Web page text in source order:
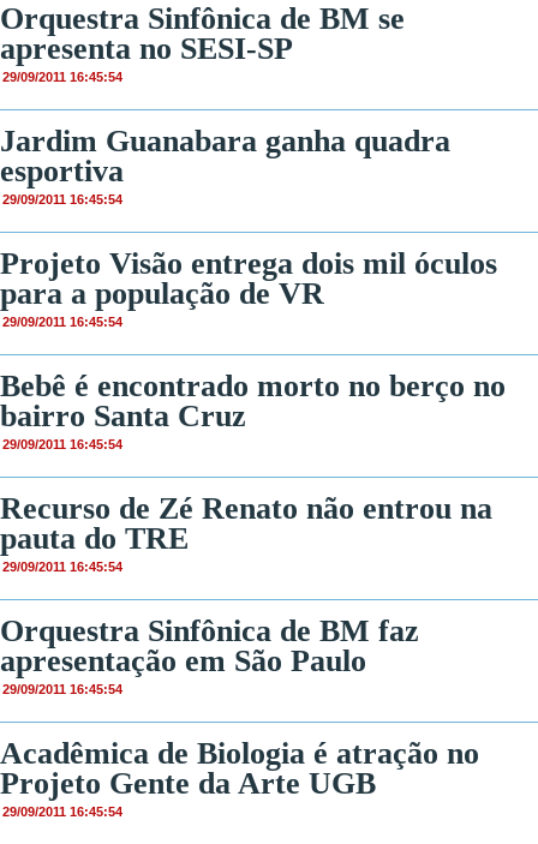
Orquestra Sinfônica de BM se
apresenta no SESI-SP
29/09/2011 16:45:54
Jardim Guanabara ganha quadra
esportiva
29/09/2011 16:45:54
Projeto Visão entrega dois mil óculos
para a população de VR
29/09/2011 16:45:54
Bebê é encontrado morto no berço no
bairro Santa Cruz
29/09/2011 16:45:54
Recurso de Zé Renato não entrou na
pauta do TRE
29/09/2011 16:45:54
Orquestra Sinfônica de BM faz
apresentação em São Paulo
29/09/2011 16:45:54
Acadêmica de Biologia é atração no
Projeto Gente da Arte UGB
29/09/2011 16:45:54